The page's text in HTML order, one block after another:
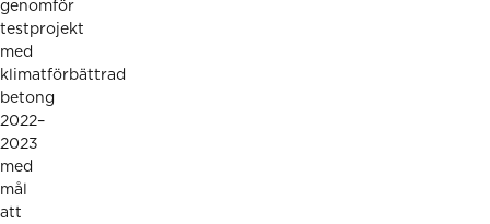
genomför
testprojekt
med
klimatförbättrad
betong
2022–
2023
med
mål
att